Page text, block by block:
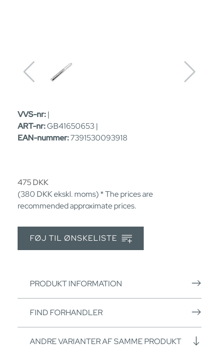
VVS-nr:|
ART-nr:GB41650653 |
EAN-nummer:7391530093918
475DKK
(380 DKKekskl. moms) * The prices are
recommended approximate prices.
FØJ TIL ØNSKELISTE
PRODUKT INFORMATION
FIND FORHANDLER
ANDRE VARIANTER AF SAMME PRODUKT